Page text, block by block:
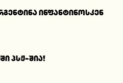
ინფანტინოსკენ
პსჟ-შია!